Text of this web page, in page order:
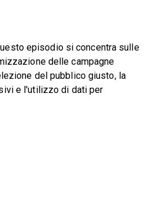
episodio si concentra sulle
delle campagne
del pubblico giusto, la
e l'utilizzo di dati per